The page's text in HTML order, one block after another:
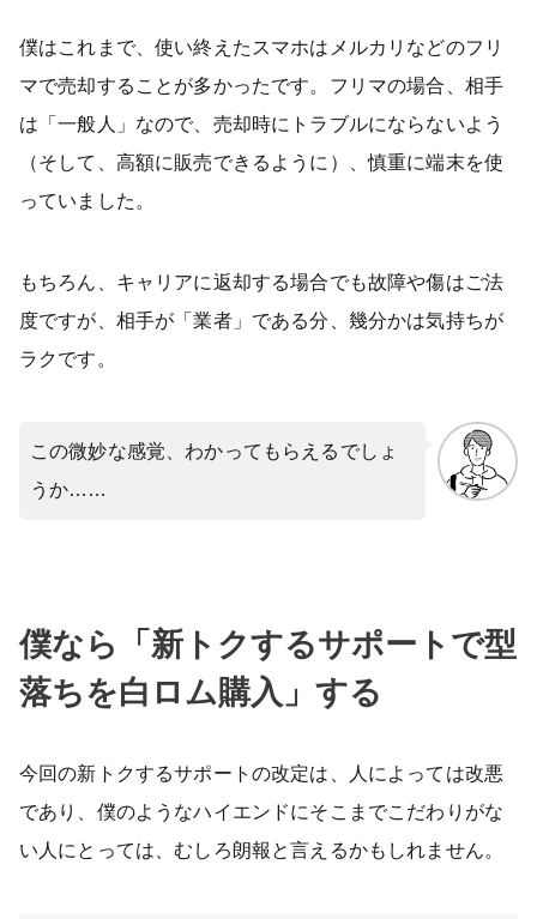
僕はこれまで、使い終えたスマホはメルカリなどのフリ
マで売却することが多かったです。フリマの場合、相手
は「一般人」なので、売却時にトラブルにならないよう
（そして、高額に販売できるように）、慎重に端末を使
っていました。
もちろん、キャリアに返却する場合でも故障や傷はご法
度ですが、相手が「業者」である分、幾分かは気持ちが
ラクです。
この微妙な感覚、わかってもらえるでしょ
うか……
僕なら「新トクするサポートで型
落ちを白ロム購入」する
今回の新トクするサポートの改定は、人によっては改悪
であり、僕のようなハイエンドにそこまでこだわりがな
い人にとっては、むしろ朗報と言えるかもしれません。